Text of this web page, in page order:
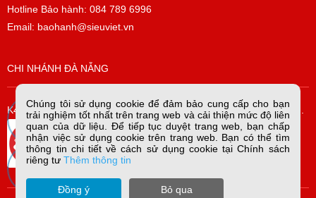
Hotline Bảo hành: 084 789 6996
Email: baohanh@sieuviet.vn
CHI NHÁNH ĐÀ NẴNG
K42/H2/14 Tiểu La, P. Hòa Cường Bắc, Q. Hải Châu, TP. Đà Nẵng.
Chúng tôi sử dụng cookie để đảm bảo cung cấp cho bạn
trải nghiệm tốt nhất trên trang web và cải thiện mức độ liên
quan của dữ liệu. Để tiếp tục duyệt trang web, bạn chấp
nhận việc sử dụng cookie trên trang web. Bạn có thể tìm
thông tin chi tiết về cách sử dụng cookie tại Chính sách
riêng tưThêm thông tin
Đồng ý Bỏ qua